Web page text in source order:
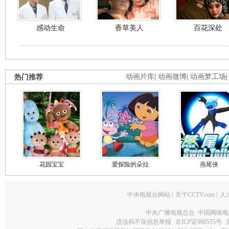
感动生命 香草美人 百花深处
动画片库 动画微博 动画梦工场
热门推荐
花园宝宝 爱探险的朵拉 燕尾侠
中央电视台网站 关于CCTV.com 人
中央广播电视总台 中国网络
违法和不良信息举报
京ICP证060535号